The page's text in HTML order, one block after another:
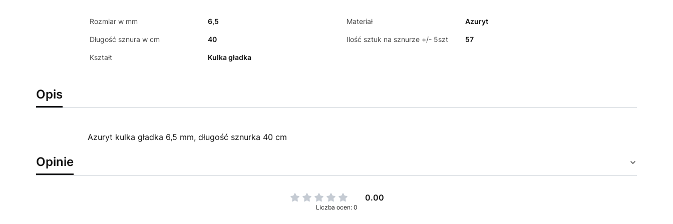
Rozmiar w mm 6,5 Materiał Azuryt
Długość sznura w cm 40 Ilość sztuk na sznurze +/- 5szt 57
Kształt Kulka gładka
Opis
Azuryt kulka gładka 6,5 mm, długość sznurka 40 cm
Opinie
0.00
Liczba ocen: 0